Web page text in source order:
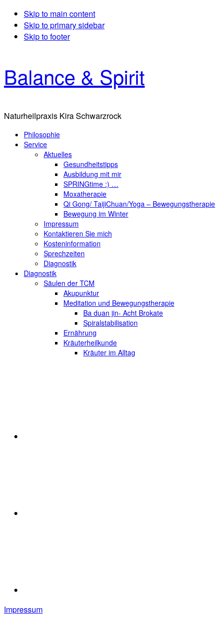
Skip to main content
Skip to primary sidebar
Skip to footer
Balance & Spirit
Naturheilpraxis Kira Schwarzrock
Philosophie
Service
Aktuelles
Gesundheitstipps
Ausbildung mit mir
SPRINGtime :) …
Moxatherapie
Qi Gong/ TaijiChuan/Yoga – Bewegungstherapie
Bewegung im Winter
Impressum
Kontaktieren Sie mich
Kosteninformation
Sprechzeiten
Diagnostik
Diagnostik
Säulen der TCM
Akupunktur
Meditation und Bewegungstherapie
Ba duan jin- Acht Brokate
Spiralstabilisation
Ernährung
Kräuterheilkunde
Kräuter im Alltag
Impressum